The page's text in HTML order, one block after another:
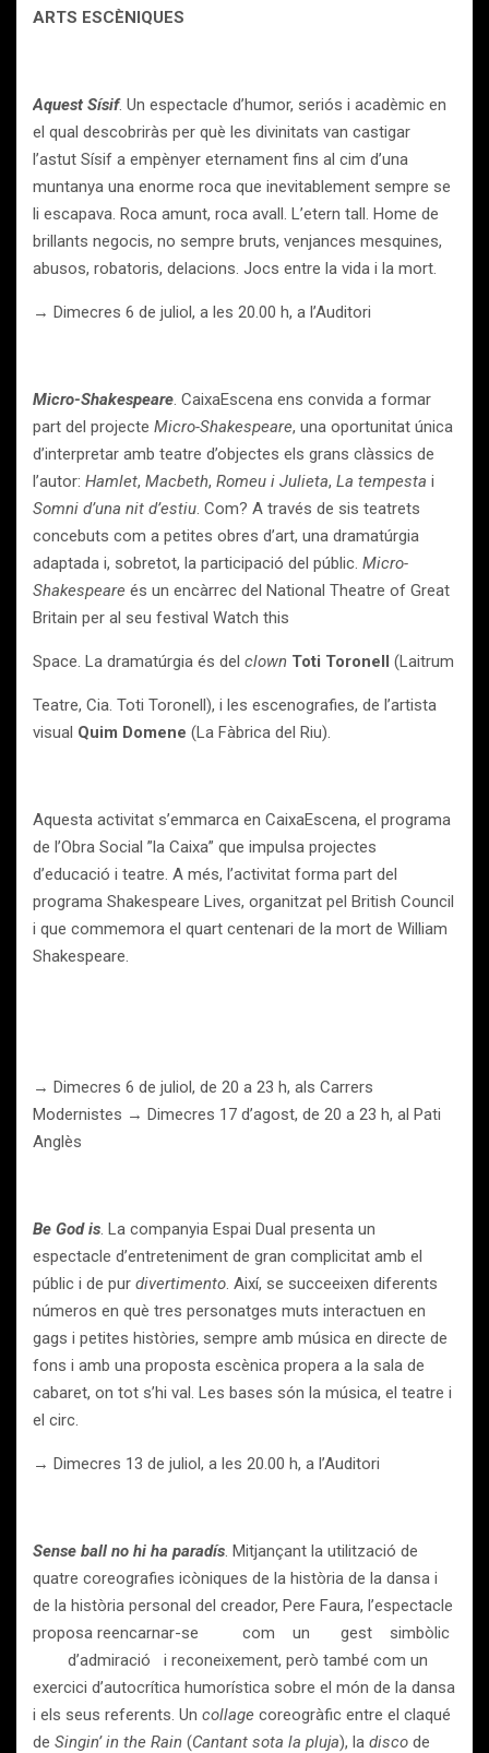
ARTS ESCÈNIQUES
Aquest Sísif. Un espectacle d’humor, seriós i acadèmic en
el qual descobriràs per què les divinitats van castigar
l’astut Sísif a empènyer eternament fins al cim d’una
muntanya una enorme roca que inevitablement sempre se
li escapava. Roca amunt, roca avall. L’etern tall. Home de
brillants negocis, no sempre bruts, venjances mesquines,
abusos, robatoris, delacions. Jocs entre la vida i la mort.
→ Dimecres 6 de juliol, a les 20.00 h, a l’Auditori
Micro-Shakespeare. CaixaEscena ens convida a formar
part del projecte Micro-Shakespeare, una oportunitat única
d’interpretar amb teatre d’objectes els grans clàssics de
l’autor: Hamlet, Macbeth, Romeu i Julieta, La tempesta i
Somni d’una nit d’estiu. Com? A través de sis teatrets
concebuts com a petites obres d’art, una dramatúrgia
adaptada i, sobretot, la participació del públic. Micro-
Shakespeare és un encàrrec del National Theatre of Great
Britain per al seu festival Watch this
Space. La dramatúrgia és del clown Toti Toronell (Laitrum
Teatre, Cia. Toti Toronell), i les escenografies, de l’artista
visual Quim Domene (La Fàbrica del Riu).
Aquesta activitat s’emmarca en CaixaEscena, el programa
de l’Obra Social ”la Caixa” que impulsa projectes
d’educació i teatre. A més, l’activitat forma part del
programa Shakespeare Lives, organitzat pel British Council
i que commemora el quart centenari de la mort de William
Shakespeare.
→ Dimecres 6 de juliol, de 20 a 23 h, als Carrers
Modernistes → Dimecres 17 d’agost, de 20 a 23 h, al Pati
Anglès
Be God is. La companyia Espai Dual presenta un
espectacle d’entreteniment de gran complicitat amb el
públic i de pur divertimento. Així, se succeeixen diferents
números en què tres personatges muts interactuen en
gags i petites històries, sempre amb música en directe de
fons i amb una proposta escènica propera a la sala de
cabaret, on tot s’hi val. Les bases són la música, el teatre i
el circ.
→ Dimecres 13 de juliol, a les 20.00 h, a l’Auditori
Sense ball no hi ha paradís. Mitjançant la utilització de
quatre coreografies icòniques de la història de la dansa i
de la història personal del creador, Pere Faura, l’espectacle
proposa reencarnar-se com un gest simbòlic
d’admiració i reconeixement, però també com un
exercici d’autocrítica humorística sobre el món de la dansa
i els seus referents. Un collage coreogràfic entre el claqué
de Singin’ in the Rain (Cantant sota la pluja), la disco de